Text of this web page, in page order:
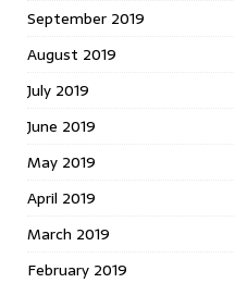
September 2019
August 2019
July 2019
June 2019
May 2019
April 2019
March 2019
February 2019